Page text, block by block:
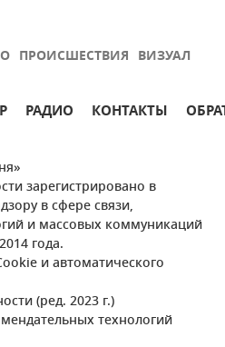
ПРОИСШЕСТВИЯ ВИЗУАЛ
РАДИО КОНТАКТЫ
зарегистрировано в
в сфере связи,
и массовых коммуникаций
года.
и автоматического
(ред. 2023 г.)
технологий